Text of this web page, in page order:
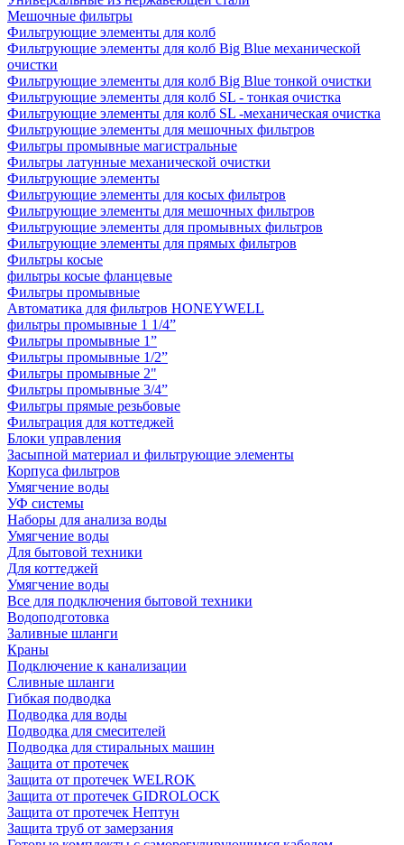
Мешочные фильтры
Фильтрующие элементы для колб
Фильтрующие элементы для колб Big Blue механической
очистки
Фильтрующие элементы для колб Big Blue тонкой очистки
Фильтрующие элементы для колб SL - тонкая очистка
Фильтрующие элементы для колб SL -механическая очистка
Фильтрующие элементы для мешочных фильтров
Фильтры промывные магистральные
Фильтры латунные механической очистки
Фильтрующие элементы
Фильтрующие элементы для косых фильтров
Фильтрующие элементы для мешочных фильтров
Фильтрующие элементы для промывных фильтров
Фильтрующие элементы для прямых фильтров
Фильтры косые
фильтры косые фланцевые
Фильтры промывные
Автоматика для фильтров HONEYWELL
фильтры промывные 1 1/4”
Фильтры промывные 1”
Фильтры промывные 1/2”
Фильтры промывные 2"
Фильтры промывные 3/4”
Фильтры прямые резьбовые
Фильтрация для коттеджей
Блоки управления
Засыпной материал и фильтрующие элементы
Корпуса фильтров
Умягчение воды
УФ системы
Наборы для анализа воды
Умягчение воды
Для бытовой техники
Для коттеджей
Умягчение воды
Все для подключения бытовой техники
Водоподготовка
Заливные шланги
Краны
Подключение к канализации
Сливные шланги
Гибкая подводка
Подводка для воды
Подводка для смесителей
Подводка для стиральных машин
Защита от протечек
Защита от протечек WELROK
Защита от протечек GIDROLOCK
Защита от протечек Нептун
Защита труб от замерзания